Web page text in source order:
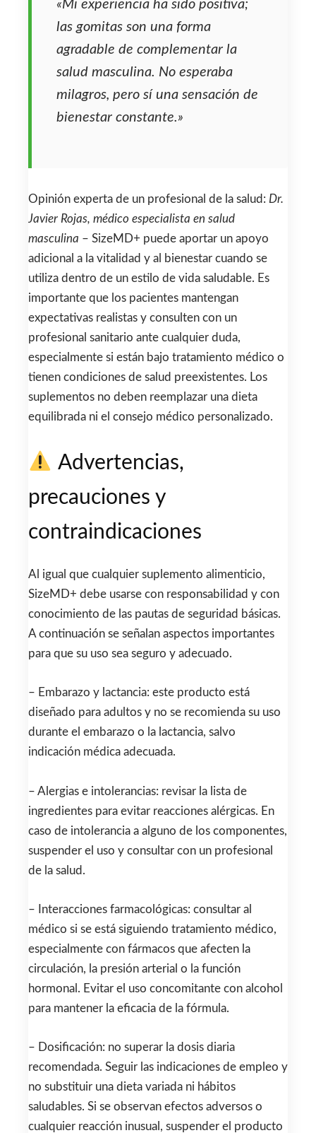
«Mi experiencia ha sido positiva;
las gomitas son una forma
agradable de complementar la
salud masculina. No esperaba
milagros, pero sí una sensación de
bienestar constante.»
Opinión experta de un profesional de la salud: Dr.
Javier Rojas, médico especialista en salud
masculina – SizeMD+ puede aportar un apoyo
adicional a la vitalidad y al bienestar cuando se
utiliza dentro de un estilo de vida saludable. Es
importante que los pacientes mantengan
expectativas realistas y consulten con un
profesional sanitario ante cualquier duda,
especialmente si están bajo tratamiento médico o
tienen condiciones de salud preexistentes. Los
suplementos no deben reemplazar una dieta
equilibrada ni el consejo médico personalizado.
Advertencias,
precauciones y
contraindicaciones
Al igual que cualquier suplemento alimenticio,
SizeMD+ debe usarse con responsabilidad y con
conocimiento de las pautas de seguridad básicas.
A continuación se señalan aspectos importantes
para que su uso sea seguro y adecuado.
– Embarazo y lactancia: este producto está
diseñado para adultos y no se recomienda su uso
durante el embarazo o la lactancia, salvo
indicación médica adecuada.
– Alergias e intolerancias: revisar la lista de
ingredientes para evitar reacciones alérgicas. En
caso de intolerancia a alguno de los componentes,
suspender el uso y consultar con un profesional
de la salud.
– Interacciones farmacológicas: consultar al
médico si se está siguiendo tratamiento médico,
especialmente con fármacos que afecten la
circulación, la presión arterial o la función
hormonal. Evitar el uso concomitante con alcohol
para mantener la eficacia de la fórmula.
– Dosificación: no superar la dosis diaria
recomendada. Seguir las indicaciones de empleo y
no substituir una dieta variada ni hábitos
saludables. Si se observan efectos adversos o
cualquier reacción inusual, suspender el producto